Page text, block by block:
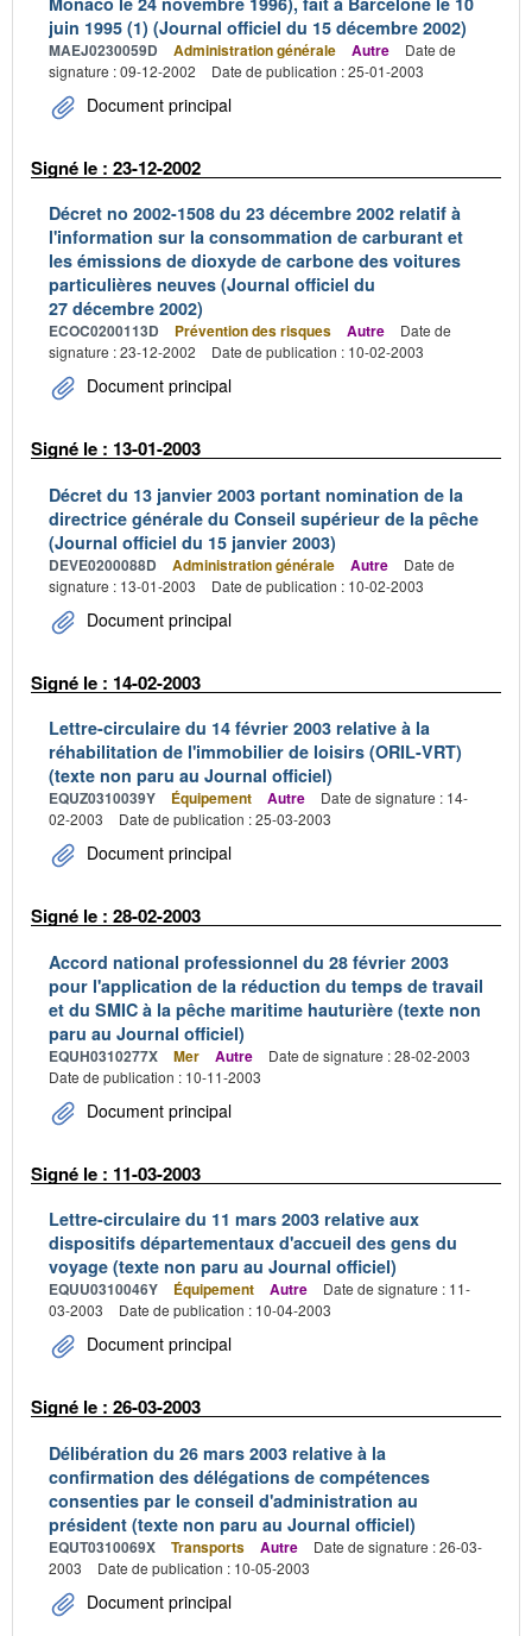
juin 1995 (1) (Journal officiel du 15 décembre 2002)
MAEJ0230059D Administration générale Autre
Date de
signature : 09-12-2002
Date de publication : 25-01-2003
Document principal
Signé le : 23-12-2002
Décret no 2002-1508 du 23 décembre 2002 relatif à
l'information sur la consommation de carburant et
les émissions de dioxyde de carbone des voitures
particulières neuves (Journal officiel du
27 décembre 2002)
ECOC0200113D Prévention des risques Autre
Date de
signature : 23-12-2002
Date de publication : 10-02-2003
Document principal
Signé le : 13-01-2003
Décret du 13 janvier 2003 portant nomination de la
directrice générale du Conseil supérieur de la pêche
(Journal officiel du 15 janvier 2003)
DEVE0200088D Administration générale Autre
Date de
signature : 13-01-2003
Date de publication : 10-02-2003
Document principal
Signé le : 14-02-2003
Lettre-circulaire du 14 février 2003 relative à la
réhabilitation de l'immobilier de loisirs (ORIL-VRT)
(texte non paru au Journal officiel)
EQUZ0310039Y Équipement Autre
Date de signature : 14-
02-2003
Date de publication : 25-03-2003
Document principal
Signé le : 28-02-2003
Accord national professionnel du 28 février 2003
pour l'application de la réduction du temps de travail
et du SMIC à la pêche maritime hauturière (texte non
paru au Journal officiel)
EQUH0310277X Mer Autre
Date de signature : 28-02-2003
Date de publication : 10-11-2003
Document principal
Signé le : 11-03-2003
Lettre-circulaire du 11 mars 2003 relative aux
dispositifs départementaux d'accueil des gens du
voyage (texte non paru au Journal officiel)
EQUU0310046Y Équipement Autre
Date de signature : 11-
03-2003
Date de publication : 10-04-2003
Document principal
Signé le : 26-03-2003
Délibération du 26 mars 2003 relative à la
confirmation des délégations de compétences
consenties par le conseil d'administration au
président (texte non paru au Journal officiel)
EQUT0310069X Transports Autre
Date de signature : 26-03-
2003
Date de publication : 10-05-2003
Document principal